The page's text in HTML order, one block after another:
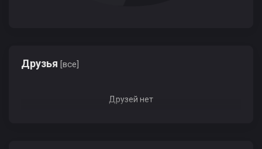
Друзья [все]
Друзей нет